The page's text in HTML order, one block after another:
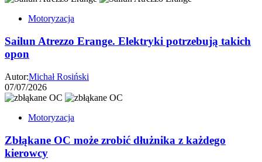
Motoryzacja
Sailun Atrezzo Erange. Elektryki potrzebują takich
opon
Autor:Michał Rosiński
07/07/2026
Motoryzacja
Zbłąkane OC może zrobić dłużnika z każdego
kierowcy